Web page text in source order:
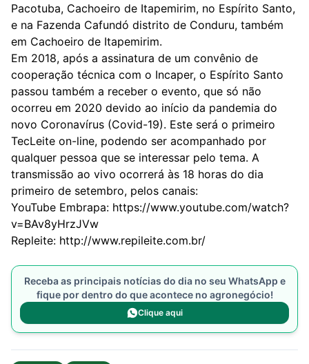
Pacotuba, Cachoeiro de Itapemirim, no Espírito Santo,
e na Fazenda Cafundó distrito de Conduru, também
em Cachoeiro de Itapemirim.
Em 2018, após a assinatura de um convênio de
cooperação técnica com o Incaper, o Espírito Santo
passou também a receber o evento, que só não
ocorreu em 2020 devido ao início da pandemia do
novo Coronavírus (Covid-19). Este será o primeiro
TecLeite on-line, podendo ser acompanhado por
qualquer pessoa que se interessar pelo tema. A
transmissão ao vivo ocorrerá às 18 horas do dia
primeiro de setembro, pelos canais:
YouTube Embrapa: https://www.youtube.com/watch?
v=BAv8yHrzJVw
Repleite: http://www.repileite.com.br/
Receba as principais notícias do dia no seu WhatsApp e
fique por dentro do que acontece no agronegócio!
Clique aqui